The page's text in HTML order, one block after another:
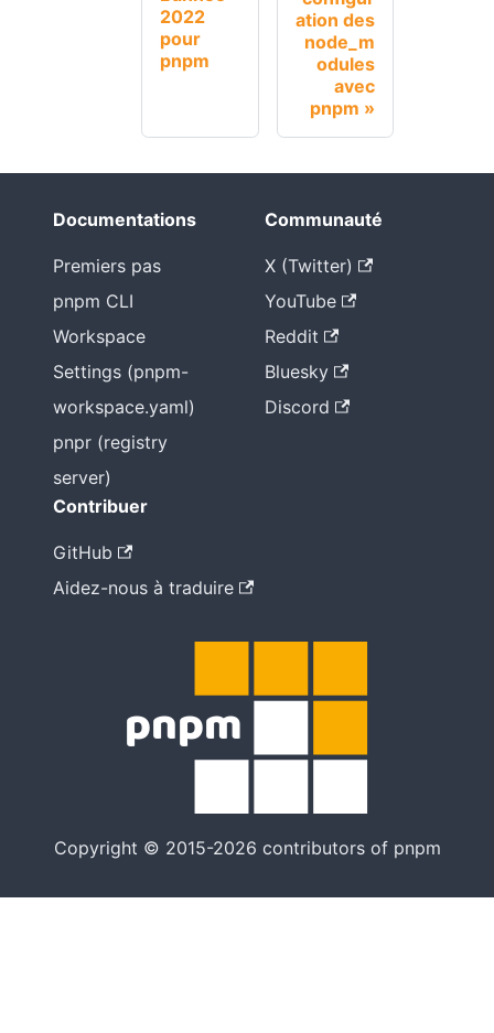
2022
pour
pnpm
ation des
node_m
odules
avec
pnpm
Documentations
Premiers pas
pnpm CLI
Workspace
Settings (pnpm-
workspace.yaml)
pnpr (registry
server)
Communauté
X (Twitter)
YouTube
Reddit
Bluesky
Discord
Contribuer
GitHub
Aidez-nous à traduire
Copyright © 2015-2026 contributors of pnpm